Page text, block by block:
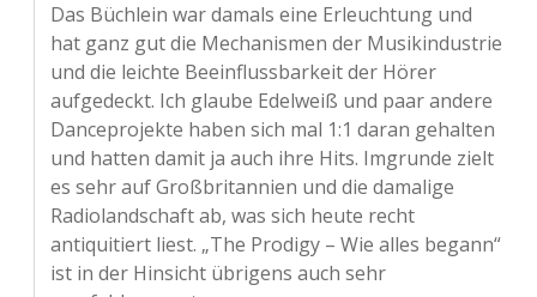
Das Büchlein war damals eine Erleuchtung und
hat ganz gut die Mechanismen der Musikindustrie
und die leichte Beeinflussbarkeit der Hörer
aufgedeckt. Ich glaube Edelweiß und paar andere
Danceprojekte haben sich mal 1:1 daran gehalten
und hatten damit ja auch ihre Hits. Imgrunde zielt
es sehr auf Großbritannien und die damalige
Radiolandschaft ab, was sich heute recht
antiquitiert liest. „The Prodigy – Wie alles begann“
ist in der Hinsicht übrigens auch sehr